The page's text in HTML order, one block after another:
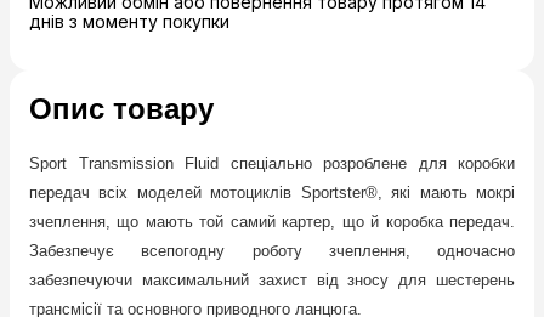
днів з моменту покупки
Опис товару
Sport Transmission Fluid спеціально розроблене для коробки
передач всіх моделей мотоциклів Sportster®, які мають мокрі
зчеплення, що мають той самий картер, що й коробка передач.
Забезпечує всепогодну роботу зчеплення, одночасно
забезпечуючи максимальний захист від зносу для шестерень
трансмісії та основного приводного ланцюга.